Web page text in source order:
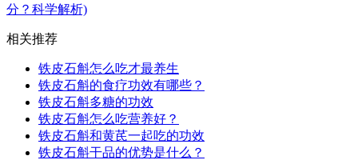
分？科学解析)
相关推荐
铁皮石斛怎么吃才最养生
铁皮石斛的食疗功效有哪些？
铁皮石斛多糖的功效
铁皮石斛怎么吃营养好？
铁皮石斛和黄芪一起吃的功效
铁皮石斛干品的优势是什么？